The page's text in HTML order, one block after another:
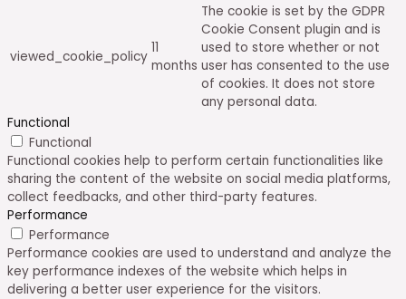
viewed_cookie_policy
11
months
The cookie is set by the GDPR
Cookie Consent plugin and is
used to store whether or not
user has consented to the use
of cookies. It does not store
any personal data.
Functional
Functional
Functional cookies help to perform certain functionalities like
sharing the content of the website on social media platforms,
collect feedbacks, and other third-party features.
Performance
Performance
Performance cookies are used to understand and analyze the
key performance indexes of the website which helps in
delivering a better user experience for the visitors.